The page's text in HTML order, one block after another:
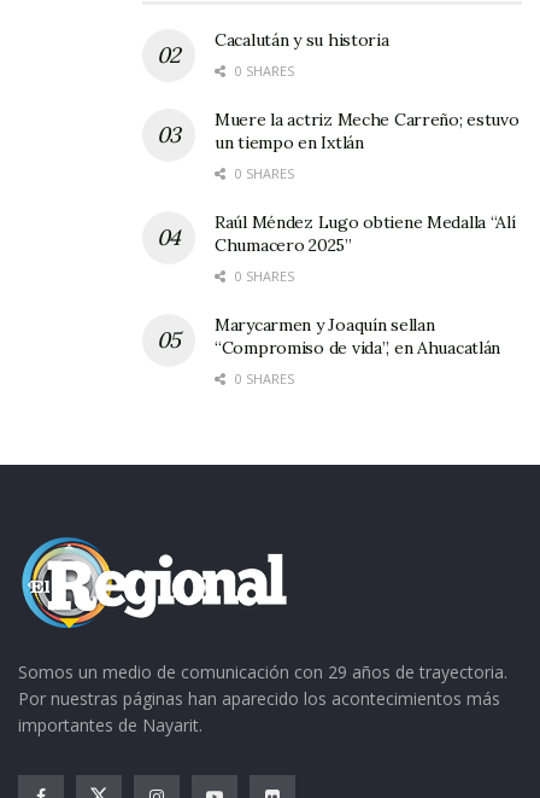
cigarrillos de marihuana lleguen a manos de
niños y jóvenes nayaritas.
Cacalután y su historia
0 SHARES
Muere la actriz Meche Carreño; estuvo
un tiempo en Ixtlán
0 SHARES
Raúl Méndez Lugo obtiene Medalla “Alí
Chumacero 2025”
0 SHARES
Marycarmen y Joaquín sellan
“Compromiso de vida”, en Ahuacatlán
0 SHARES
Somos un medio de comunicación con 29 años de trayectoria.
Por nuestras páginas han aparecido los acontecimientos más
importantes de Nayarit.